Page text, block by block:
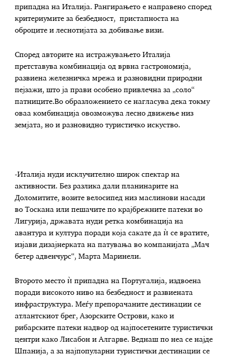
припадна на Италија. Рангирањето е направено според
критериумите за безбедност, пристапноста на
оброците и леснотијата за добивање визи.
Според авторите на истражувањето Италија
претставува комбинација од врвна гастрономија,
развиена железничка мрежа и разновидни природни
пејзажи, што ја прави особено привлечна за „соло“
патниците.Во образложението се нагласува дека токму
оваа комбинација овозможува лесно движење низ
земјата, но и разновидно туристичко искуство.
-Италија нуди исклучително широк спектар на
активности. Без разлика дали планинарите на
Доломитите, возите велосипед низ маслинови насади
во Тоскана или пешачите по крајбрежните патеки во
Лигурија, државата нуди ретка комбинација на
авантура и култура поради која сакате да ѝ се вратите,
изјави дизајнерката на патувања во компанијата „Мач
бетер адвенчурс“, Марта Маринели.
Второто место ѝ припадна на Португалија, издвоена
поради високото ниво на безбедност и развиената
инфраструктура. Меѓу препорачаните дестинации се
атлантскиот брег, Азорските Острови, како и
рибарските патеки надвор од најпосетените туристички
центри како Лисабон и Алгарве. Веднаш по неа се најде
Шпанија, а за најпопуларни туристички дестинации се